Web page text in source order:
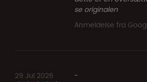
se originalen
Anmeldelse fra
29 Jul 2026
-